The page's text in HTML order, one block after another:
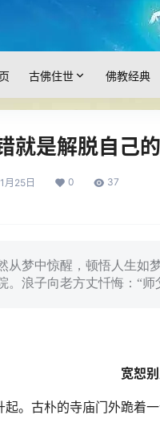
古佛住世 佛教经典
就是解脱自己
月25日 0 37
从梦中惊醒，顿悟人生如
。浪子向老方丈忏悔：“
宽恕
。古朴的寺庙门外跪着一